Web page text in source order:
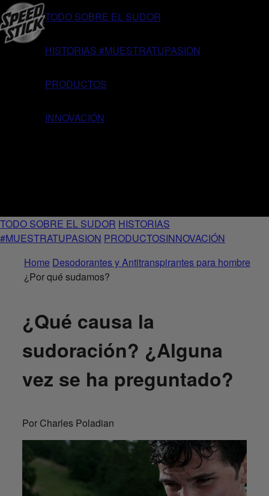
TODO SOBRE EL SUDOR
HISTORIAS #MUESTRATUPASION
PRODUCTOS
INNOVACIÓN
TODO SOBRE EL SUDOR HISTORIAS
#MUESTRATUPASION PRODUCTOSINNOVACIÓN
Home Desodorantes y Antitranspirantes para hombre
¿Por qué sudamos?
¿Qué causa la
sudoración? ¿Alguna
vez se ha preguntado?
Por Charles Poladian